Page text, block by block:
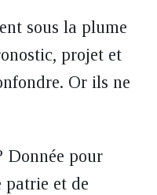
sous la plume
projet et
Or ils ne
Donnée pour
et de